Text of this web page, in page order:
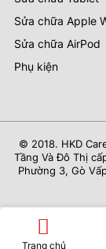
Sửa chữa Apple
Sửa chữa AirPod
Phụ kiện
© 2018. HKD
Tầng Và Đô Thị
Phường 3, Gò
Trang chủ